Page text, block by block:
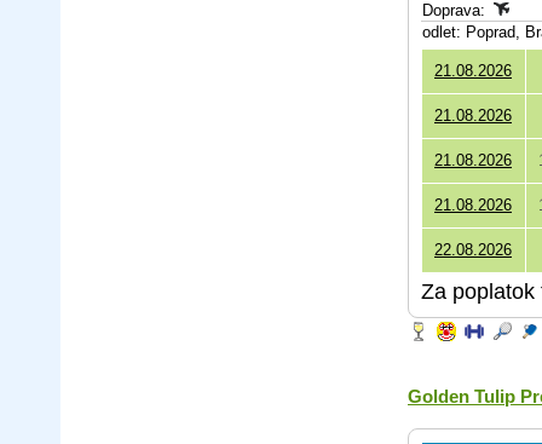
Doprava:
odlet: Poprad,
21.08.2026
21.08.2026
21.08.2026
21.08.2026
22.08.2026
Za poplatok
Golden Tulip